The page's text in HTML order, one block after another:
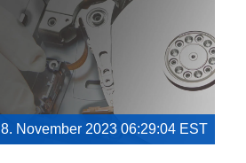
8. November 2023 06:29:04 EST